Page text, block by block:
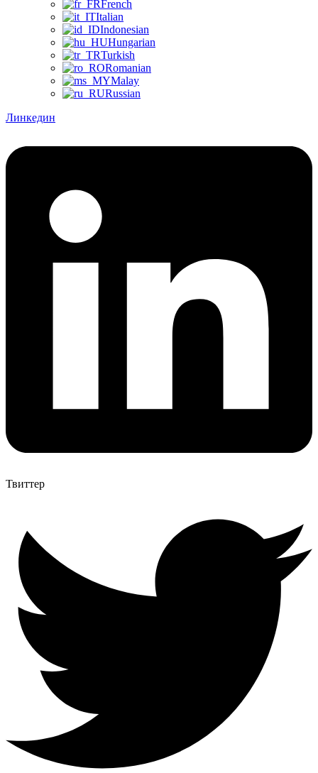
French
Italian
Indonesian
Hungarian
Turkish
Romanian
Malay
Russian
Линкедин
Твиттер